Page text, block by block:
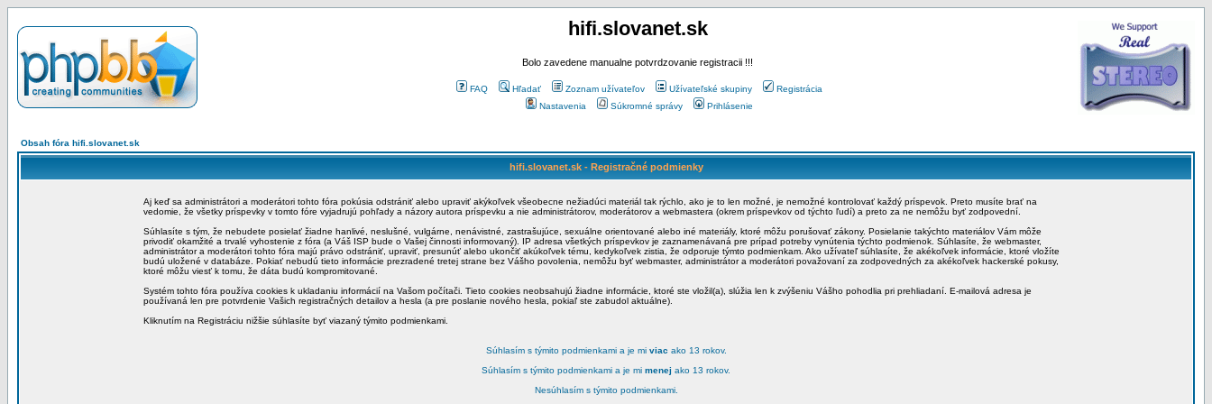
hifi.slovanet.sk
Bolo zavedene manualne potvrdzovanie registracii !!!
FAQ Hľadať Zoznam užívateľov Užívateľské skupiny
Registrácia
Nastavenia
Súkromné správy Prihlásenie
Obsah fóra hifi.slovanet.sk
hifi.slovanet.sk - Registračné podmienky
Aj keď sa administrátori a moderátori tohto fóra pokúsia odstrániť alebo upraviť akýkoľvek všeobecne nežiadúci materiál tak rýchlo, ako je to len možné, je nemožné kontrolovať každý príspevok. Preto musíte brať na
vedomie, že všetky príspevky v tomto fóre vyjadrujú pohľady a názory autora príspevku a nie administrátorov, moderátorov a webmastera (okrem príspevkov od týchto ľudí) a preto za ne nemôžu byť zodpovední.
Súhlasíte s tým, že nebudete posielať žiadne hanlivé, neslušné, vulgárne, nenávistné, zastrašujúce, sexuálne orientované alebo iné materiály, ktoré môžu porušovať zákony. Posielanie takýchto materiálov Vám môže
privodiť okamžité a trvalé vyhostenie z fóra (a Váš ISP bude o Vašej činnosti informovaný). IP adresa všetkých príspevkov je zaznamenávaná pre prípad potreby vynútenia týchto podmienok. Súhlasíte, že webmaster,
administrátor a moderátori tohto fóra majú právo odstrániť, upraviť, presunúť alebo ukončiť akúkoľvek tému, kedykoľvek zistia, že odporuje týmto podmienkam. Ako užívateľ súhlasíte, že akékoľvek informácie, ktoré vložíte
budú uložené v databáze. Pokiať nebudú tieto informácie prezradené tretej strane bez Vášho povolenia, nemôžu byť webmaster, administrátor a moderátori považovaní za zodpovedných za akékoľvek hackerské pokusy,
ktoré môžu viesť k tomu, že dáta budú kompromitované.
Systém tohto fóra používa cookies k ukladaniu informácií na Vašom počítači. Tieto cookies neobsahujú žiadne informácie, ktoré ste vložil(a), slúžia len k zvýšeniu Vášho pohodlia pri prehliadaní. E-mailová adresa je
používaná len pre potvrdenie Vašich registračných detailov a hesla (a pre poslanie nového hesla, pokiaľ ste zabudol aktuálne).
Kliknutím na Registráciu nižšie súhlasíte byť viazaný týmito podmienkami.
Súhlasím s týmito podmienkami a je mi viac ako 13 rokov.
Súhlasím s týmito podmienkami a je mi menej ako 13 rokov.
Nesúhlasím s týmito podmienkami.